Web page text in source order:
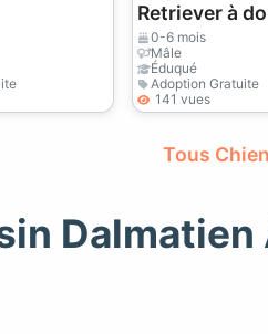
Retriever à
0-6 mois
Mâle
Éduqué
Adoption Gratuite
141 vues
Tous